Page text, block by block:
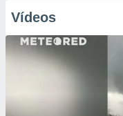
Vídeos